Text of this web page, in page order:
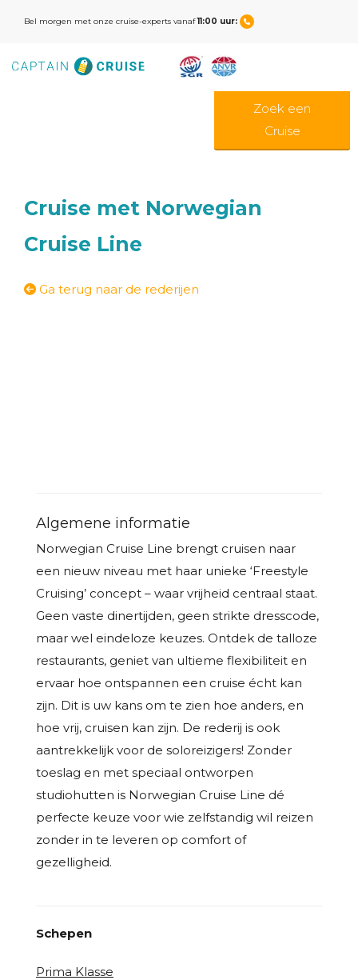
Bel morgen met onze cruise-experts vanaf11:00 uur:
Zoek een
Cruise
Cruise met Norwegian
Cruise Line
Ga terug naar de rederijen
Algemene informatie
Norwegian Cruise Line brengt cruisen naar
een nieuw niveau met haar unieke ‘Freestyle
Cruising’ concept – waar vrijheid centraal staat.
Geen vaste dinertijden, geen strikte dresscode,
maar wel eindeloze keuzes. Ontdek de talloze
restaurants, geniet van ultieme flexibiliteit en
ervaar hoe ontspannen een cruise écht kan
zijn. Dit is uw kans om te zien hoe anders, en
hoe vrij, cruisen kan zijn. De rederij is ook
aantrekkelijk voor de soloreizigers! Zonder
toeslag en met speciaal ontworpen
studiohutten is Norwegian Cruise Line dé
perfecte keuze voor wie zelfstandig wil reizen
zonder in te leveren op comfort of
gezelligheid.
Schepen
Prima Klasse